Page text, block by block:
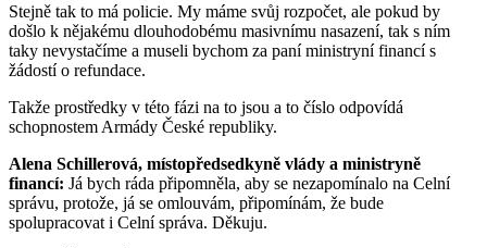
Stejně tak to má policie. My máme svůj rozpočet, ale pokud by
došlo k nějakému dlouhodobému masivnímu nasazení, tak s ním
taky nevystačíme a museli bychom za paní ministryní financí s
žádostí o refundace.
Takže prostředky v této fázi na to jsou a to číslo odpovídá
schopnostem Armády České republiky.
Alena Schillerová, místopředsedkyně vlády a ministryně
financí: Já bych ráda připomněla, aby se nezapomínalo na Celní
správu, protože, já se omlouvám, připomínám, že bude
spolupracovat i Celní správa. Děkuju.